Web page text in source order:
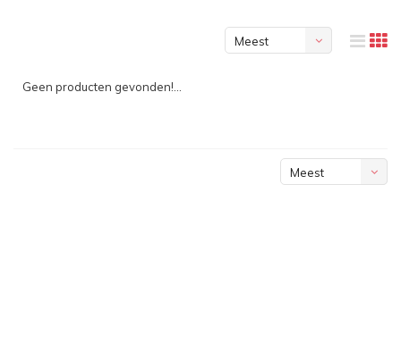
Meest
Geen producten gevonden!...
Meest